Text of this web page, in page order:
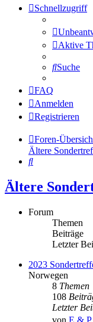
Schnellzugriff
Aktive
Suche
FAQ
Anmelden
Registrieren
Foren-
Ältere
Suche
Ältere
Forum
Themen
Beiträge
Letzter
2023
Norwegen
8 Themen
108
Letzter